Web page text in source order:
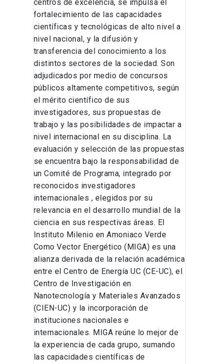
centros de excelencia, se impulsa el
fortalecimiento de las capacidades
científicas y tecnológicas de alto nivel a
nivel nacional, y la difusión y
transferencia del conocimiento a los
distintos sectores de la sociedad. Son
adjudicados por medio de concursos
públicos altamente competitivos, según
el mérito científico de sus
investigadores, sus propuestas de
trabajo y las posibilidades de impactar a
nivel internacional en su disciplina. La
evaluación y selección de las propuestas
se encuentra bajo la responsabilidad de
un Comité de Programa, integrado por
reconocidos investigadores
internacionales , elegidos por su
relevancia en el desarrollo mundial de la
ciencia en sus respectivas áreas. El
Instituto Milenio en Amoniaco Verde
Como Vector Energético (MIGA) es una
alianza derivada de la relación académica
entre el Centro de Energía UC (CE-UC), el
Centro de Investigación en
Nanotecnología y Materiales Avanzados
(CIEN-UC) y la incorporación de
instituciones nacionales e
internacionales. MIGA reúne lo mejor de
la experiencia de cada grupo, sumando
las capacidades científicas de